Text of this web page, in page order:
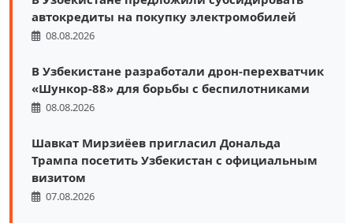
автокредиты на покупку электромобилей
08.08.2026
В Узбекистане разработали дрон-перехватчик
«Шункор-88» для борьбы с беспилотниками
08.08.2026
Шавкат Мирзиёев пригласил Дональда
Трампа посетить Узбекистан с официальным
визитом
07.08.2026